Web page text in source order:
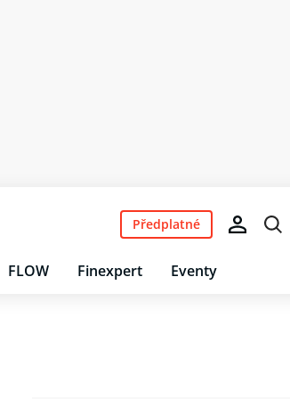
FLOW Finexpert Eventy
Předplatné